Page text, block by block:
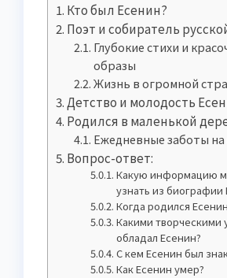
Кто был Есенин?
Поэт и собиратель
Глубокие стихи и
образы
Жизнь в огромной
Детство и молодость
Родился в маленькой
Ежедневные заботы
Вопрос-ответ:
Какую информацию
узнать из биографии
Когда родился
Какими творческими
обладал Есенин?
С кем Есенин был
Как Есенин умер?